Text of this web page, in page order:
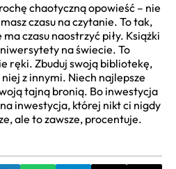
chaotyczną opowieść – nie
czasu na czytanie. To tak,
czasu naostrzyć piły. Książki
na świecie. To
ręki. Zbuduj swoją bibliotekę,
z innymi. Niech najlepsze
tajną bronią. Bo inwestycja
inwestycja, której nikt ci nigdy
ale to zawsze, procentuje.